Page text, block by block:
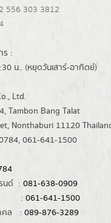
556 303 3812
ร :
น.. (หยุดวันเสาร์-อาทิตย์)
Ltd.
Tambon Bang Talat
Nonthaburi 11120
061-641-1500
นด์ : 081-638-0909
ลีก : 061-641-1500
คล : 089-876-3289